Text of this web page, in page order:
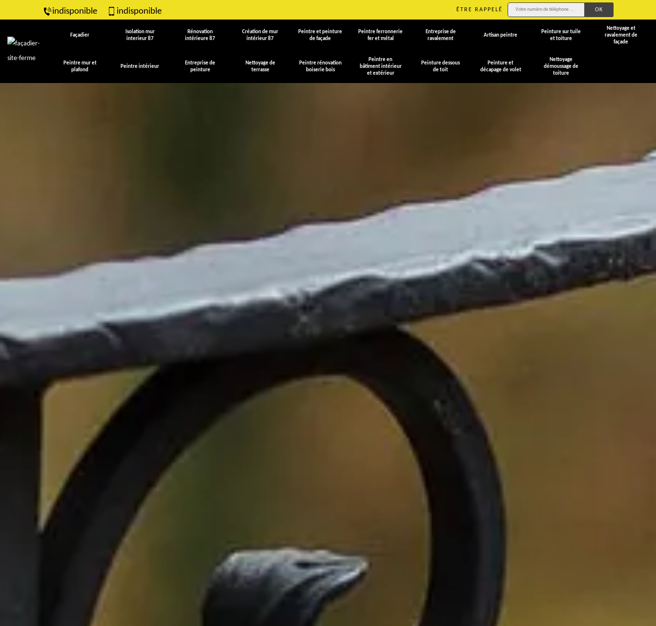
indisponible indisponible ÊTRE RAPPELÉ
Façadier
Isolation mur
interieur 87
Rénovation
intérieure 87
Création de mur
intérieur 87
Peintre et peinture
de façade
Peintre ferronnerie
fer et métal
Entreprise de
ravalement
Artisan peintre
Peinture sur tuile
et toiture
Nettoyage et
ravalement de
façade
Peintre mur et
plafond
Peintre intérieur
Entreprise de
peinture
Nettoyage de
terrasse
Peintre rénovation
boiserie bois
Peintre en
bâtiment intérieur
et extérieur
Peinture dessous
de toit
Peinture et
décapage de volet
Nettoyage
démoussage de
toiture